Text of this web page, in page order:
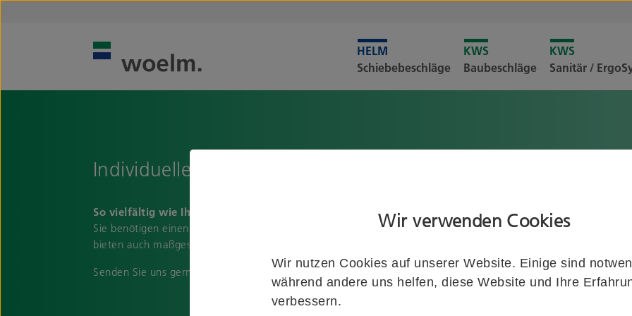
Wir verwenden Cookies
Wir nutzen Cookies auf unserer Website. Einige sind
während andere uns helfen, diese Website und Ihre
verbessern.
Schiebebeschläge Baubeschläge Sanitär /
Individuelle Lösungen
So vielfältig wie Ihre Ideen
Sie benötigen einen Beschlag, den Sie in unserem umfangreichen Sortiment nicht gefunden haben, oder eine
bieten auch maßgeschneiderte Lösungen, die wir individuell für Sie und gemeinsam mit Ihnen realisieren –
Senden Sie uns gerne Ihre Ideen und eine Skizze. Wir nehmen umgehend Kontakt mit Ihnen auf.